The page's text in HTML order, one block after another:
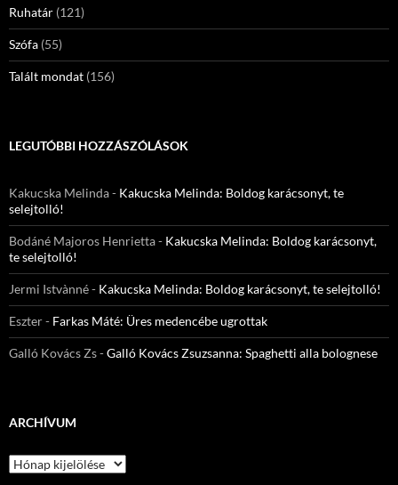
Ruhatár (121)
Szófa (55)
Talált mondat (156)
LEGUTÓBBI HOZZÁSZÓLÁSOK
Kakucska Melinda- Kakucska Melinda: Boldog karácsonyt, te
selejtolló!
Bodáné Majoros Henrietta- Kakucska Melinda: Boldog karácsonyt,
te selejtolló!
Jermi Istvànné- Kakucska Melinda: Boldog karácsonyt, te selejtolló!
Eszter- Farkas Máté: Üres medencébe ugrottak
Galló Kovács Zs-Galló Kovács Zsuzsanna: Spaghetti alla bolognese
ARCHÍVUM
Archívum